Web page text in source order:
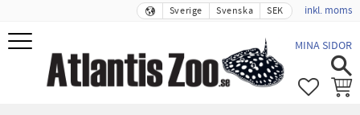
Meny
Sverige Svenska SEK inkl. moms
MINA SIDOR